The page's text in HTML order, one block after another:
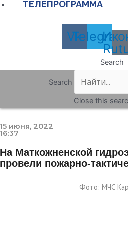
ТЕЛЕПРОГРАММА
Vk
Telegram
Search
Search
Close this
15 июня, 2022
16:37
На Маткожненской
провели пожарно-
Фото: МЧС